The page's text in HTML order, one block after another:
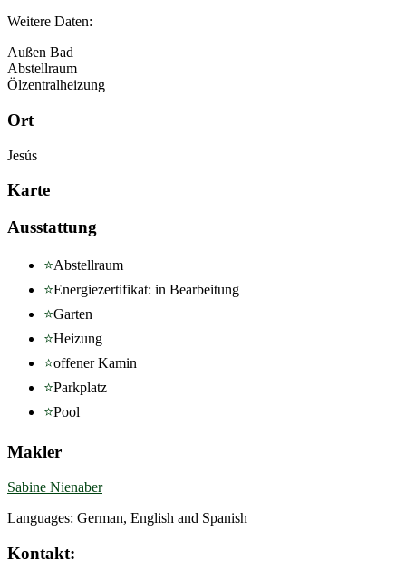
Weitere Daten:
Außen Bad
Abstellraum
Ölzentralheizung
Ort
Jesús
Karte
Ausstattung
Abstellraum
Energiezertifikat: in Bearbeitung
Garten
Heizung
offener Kamin
Parkplatz
Pool
Makler
Sabine Nienaber
Languages: German, English and Spanish
Kontakt: